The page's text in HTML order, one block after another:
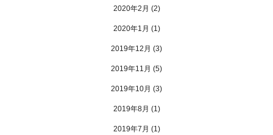
2020年2月 (2)
2020年1月 (1)
2019年12月 (3)
2019年11月 (5)
2019年10月 (3)
2019年8月 (1)
2019年7月 (1)